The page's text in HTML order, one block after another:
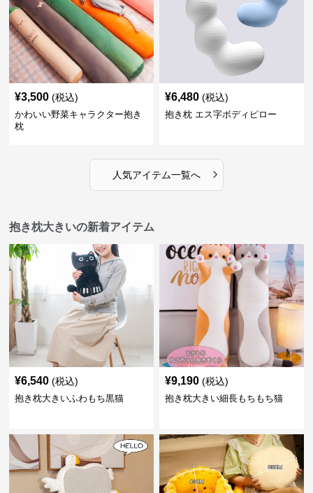
¥3,500 (税込)
かわいい野菜キャラクター抱き
枕
¥6,480 (税込)
抱き枕 エス字ボディピロー
人気アイテム一覧へ ›
抱き枕大きいの新着アイテム
¥6,540 (税込)
抱き枕大きいふわもち黒猫
¥9,190 (税込)
抱き枕大きい細長もちもち猫